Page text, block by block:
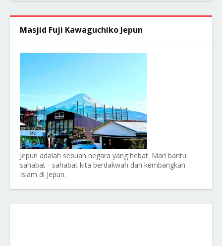
Masjid Fuji Kawaguchiko Jepun
Jepun adalah sebuah negara yang hebat. Mari bantu
sahabat - sahabat kita berdakwah dan kembangkan
Islam di Jepun.